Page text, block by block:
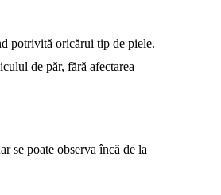
potrivită oricărui tip de piele.
de păr, fără afectarea
se poate observa încă de la